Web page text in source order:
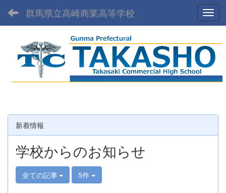
群馬県立高崎商業高等学校
新着情報
学校からのお知らせ
全ての記事 5件